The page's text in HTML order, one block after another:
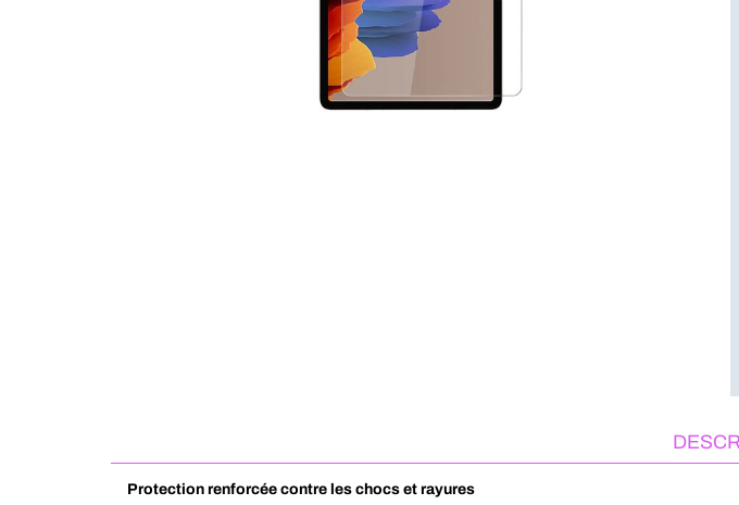
Protection renforcée contre les chocs et rayures